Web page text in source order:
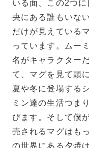
いる面、この2つ
央にある誰もいな
だけが見えている
っています。ムー
名がキャラクター
て、マグを見て頭
夏や冬に登場する
ミン達の生活つま
びます。そして僕
売されるマグはも
の世界にある夕焼